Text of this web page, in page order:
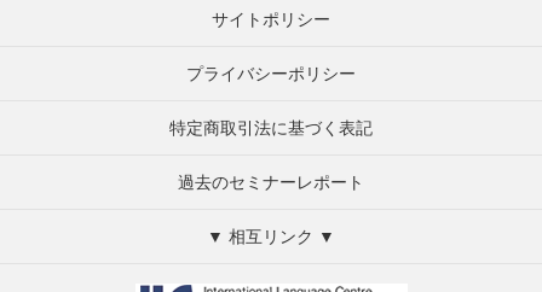
サイトポリシー
プライバシーポリシー
特定商取引法に基づく表記
過去のセミナーレポート
▼ 相互リンク ▼